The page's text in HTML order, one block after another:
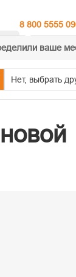
8 800 5555
ваше
Нет, выбрать
%